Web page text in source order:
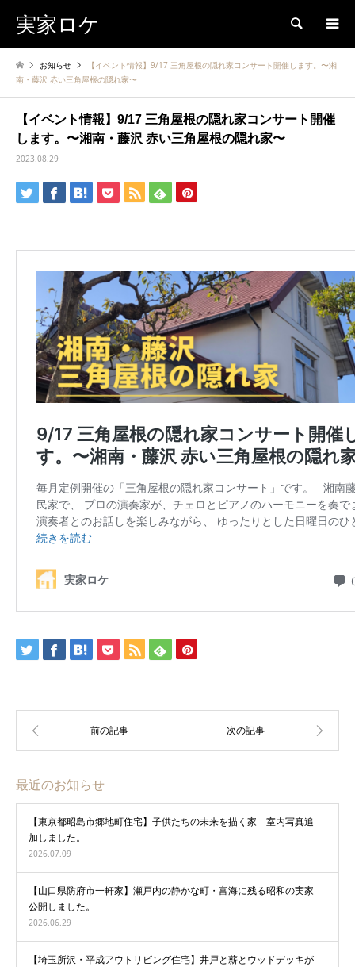
実家ロケ 検索
お知らせ
【イベント情報】9/17 三角屋根の隠れ家コンサート開催します。〜湘
南・藤沢 赤い三角屋根の隠れ家〜
【イベント情報】9/17 三角屋根の隠れ家コンサート開催
します。〜湘南・藤沢 赤い三角屋根の隠れ家〜
2023.08.29
最近のお知らせ
【東京都昭島市郷地町住宅】子供たちの未来を描く家 室内写真追
加しました。
2026.07.09
【山口県防府市一軒家】瀬戸内の静かな町・富海に残る昭和の実家
公開しました。
2026.06.29
【埼玉所沢・平成アウトリビング住宅】井戸と薪とウッドデッキが